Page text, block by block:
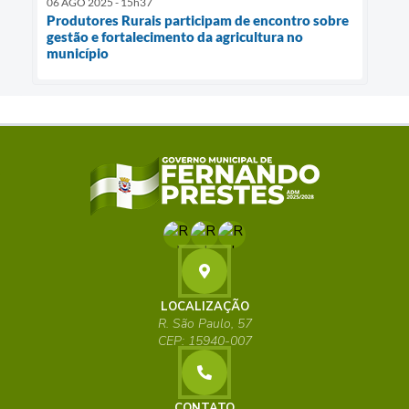
Produtores Rurais participam de encontro sobre
gestão e fortalecimento da agricultura no
município
LOCALIZAÇÃO
R. São Paulo, 57
CEP: 15940-007